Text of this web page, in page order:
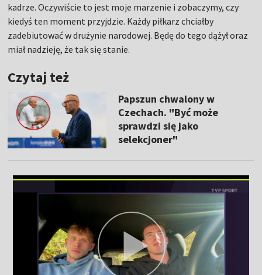
kadrze. Oczywiście to jest moje marzenie i zobaczymy, czy
kiedyś ten moment przyjdzie. Każdy piłkarz chciałby
zadebiutować w drużynie narodowej. Będę do tego dążył oraz
miał nadzieję, że tak się stanie.
Czytaj też
Papszun chwalony w
Czechach. "Być może
sprawdzi się jako
selekcjoner"